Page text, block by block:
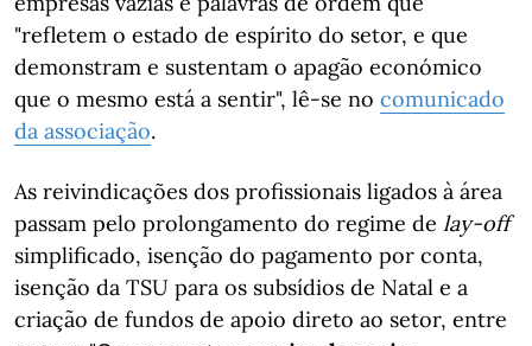
"refletem o estado de espírito do setor, e que
demonstram e sustentam o apagão económico
que o mesmo está a sentir", lê-se no comunicado
da associação.
As reivindicações dos profissionais ligados à área
passam pelo prolongamento do regime de lay-off
simplificado, isenção do pagamento por conta,
isenção da TSU para os subsídios de Natal e a
criação de fundos de apoio direto ao setor, entre